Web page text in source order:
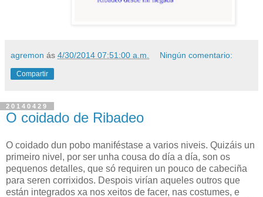
agremon ás 4/30/2014 07:51:00 a.m. Ningún comentario:
Compartir
20140429
O coidado de Ribadeo
O coidado dun pobo maniféstase a varios niveis. Quizáis un
primeiro nivel, por ser unha cousa do día a día, son os
pequenos detalles, que só requiren un pouco de cabeciña
para seren corrixidos. Despois virían aqueles outros que
están integrados xa nos xeitos de facer, nas costumes, e